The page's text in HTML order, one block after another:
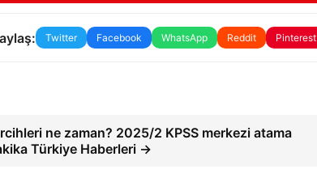
Twitter Facebook WhatsApp Reddit Pinterest
ne zaman? 2025/2 KPSS merkezi atama
Türkiye Haberleri →